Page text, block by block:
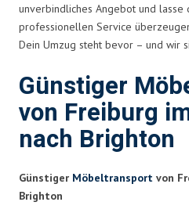
unverbindliches Angebot und lasse
professionellen Service
Dein Umzug steht bevor – und wir
Günstiger
von Freiburg
nach Brighton
Günstiger Möbeltransport von
Brighton